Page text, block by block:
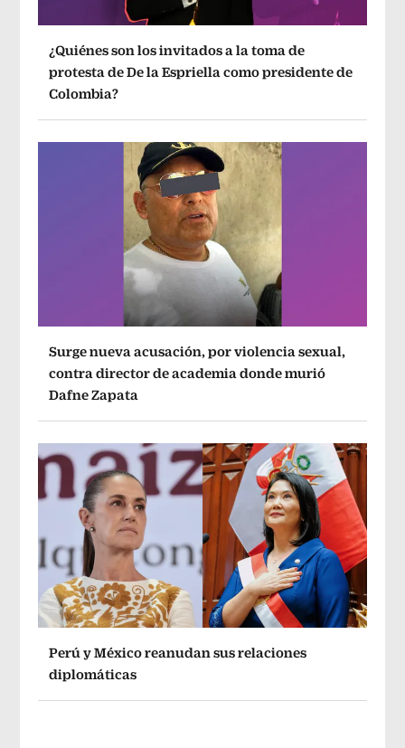
¿Quiénes son los invitados a la toma de
protesta de De la Espriella como presidente de
Colombia?
Surge nueva acusación, por violencia sexual,
contra director de academia donde murió
Dafne Zapata
Perú y México reanudan sus relaciones
diplomáticas